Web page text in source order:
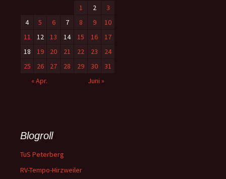
1 2
3
4
5 6 7 8 9
10
11
12 13 14 15 16
17
18
19 20 21 22 23
24
25
26 27 28 29 30
31
« Apr.
Juni »
Blogroll
TuS Peterberg
RV-Tempo-Hirzweiler